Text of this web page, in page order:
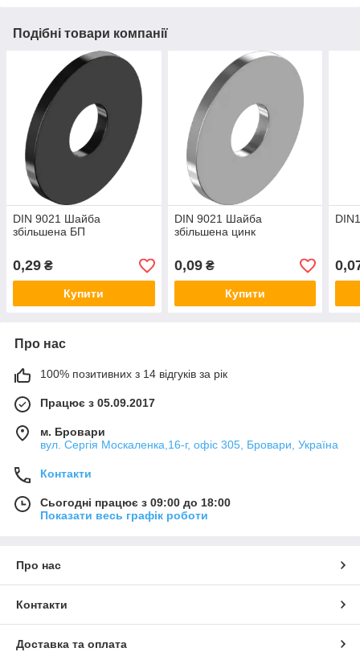
Подібні товари компанії
DIN 9021 Шайба
збільшена БП
0,29 ₴
Купити
DIN 9021 Шайба
збільшена цинк
0,09₴
Купити
Про нас
100% позитивних з 14 відгуків за рік
Працює з 05.09.2017
м. Бровари
вул. Сергія Москаленка,16-г, офіс 305, Бровари, Україна
Контакти
Сьогодні працює з 09:00 до 18:00
Показати весь графік роботи
Про нас
Контакти
Доставка та оплата